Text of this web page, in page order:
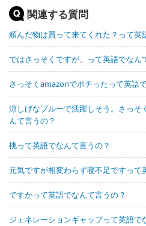
関連する質問
頼んだ物は買って来てくれた？って英
ではさっそくですが、って英語でなん
さっそくamazonでポチったって英語
涼しげなブルーで活躍しそう。さっそ
んて言うの？
桃って英語でなんて言うの？
元気ですが相変わらず寝不足ですって
ですかって英語でなんて言うの？
ジェネレーションギャップって英語で